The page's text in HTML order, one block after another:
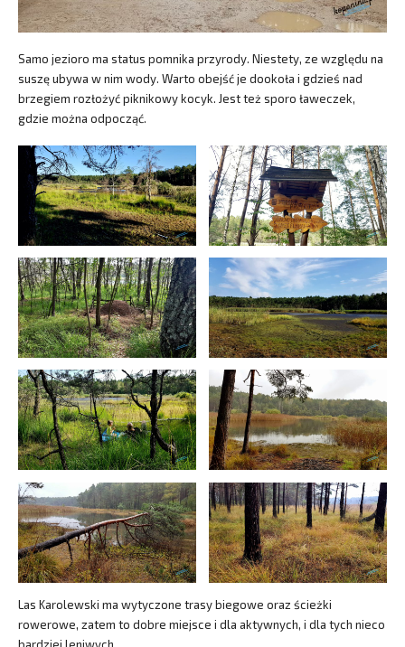
Samo jezioro ma status pomnika przyrody. Niestety, ze względu na
suszę ubywa w nim wody. Warto obejść je dookoła i gdzieś nad
brzegiem rozłożyć piknikowy kocyk. Jest też sporo ławeczek,
gdzie można odpocząć.
Las Karolewski ma wytyczone trasy biegowe oraz ścieżki
rowerowe, zatem to dobre miejsce i dla aktywnych, i dla tych nieco
bardziej leniwych.